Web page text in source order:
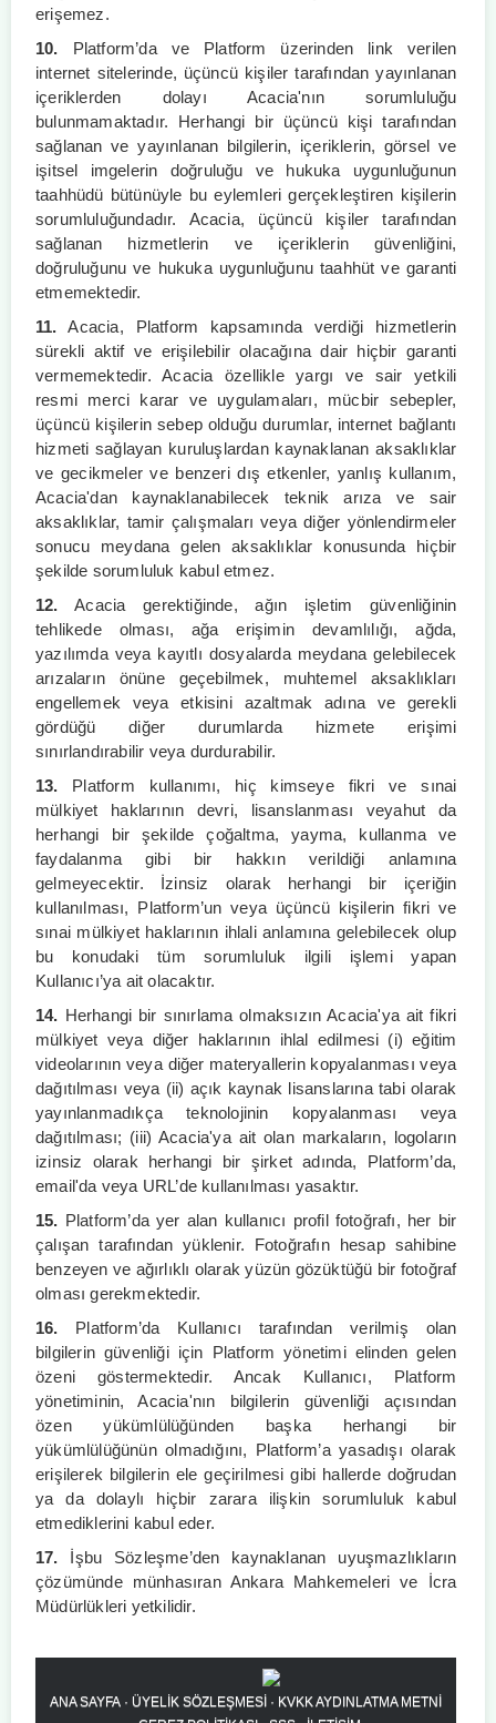
erişemez.
10. Platform’da ve Platform üzerinden link verilen
internet sitelerinde, üçüncü kişiler tarafından yayınlanan
içeriklerden dolayı Acacia'nın sorumluluğu
bulunmamaktadır. Herhangi bir üçüncü kişi tarafından
sağlanan ve yayınlanan bilgilerin, içeriklerin, görsel ve
işitsel imgelerin doğruluğu ve hukuka uygunluğunun
taahhüdü bütünüyle bu eylemleri gerçekleştiren kişilerin
sorumluluğundadır. Acacia, üçüncü kişiler tarafından
sağlanan hizmetlerin ve içeriklerin güvenliğini,
doğruluğunu ve hukuka uygunluğunu taahhüt ve garanti
etmemektedir.
11. Acacia, Platform kapsamında verdiği hizmetlerin
sürekli aktif ve erişilebilir olacağına dair hiçbir garanti
vermemektedir. Acacia özellikle yargı ve sair yetkili
resmi merci karar ve uygulamaları, mücbir sebepler,
üçüncü kişilerin sebep olduğu durumlar, internet bağlantı
hizmeti sağlayan kuruluşlardan kaynaklanan aksaklıklar
ve gecikmeler ve benzeri dış etkenler, yanlış kullanım,
Acacia'dan kaynaklanabilecek teknik arıza ve sair
aksaklıklar, tamir çalışmaları veya diğer yönlendirmeler
sonucu meydana gelen aksaklıklar konusunda hiçbir
şekilde sorumluluk kabul etmez.
12. Acacia gerektiğinde, ağın işletim güvenliğinin
tehlikede olması, ağa erişimin devamlılığı, ağda,
yazılımda veya kayıtlı dosyalarda meydana gelebilecek
arızaların önüne geçebilmek, muhtemel aksaklıkları
engellemek veya etkisini azaltmak adına ve gerekli
gördüğü diğer durumlarda hizmete erişimi
sınırlandırabilir veya durdurabilir.
13. Platform kullanımı, hiç kimseye fikri ve sınai
mülkiyet haklarının devri, lisanslanması veyahut da
herhangi bir şekilde çoğaltma, yayma, kullanma ve
faydalanma gibi bir hakkın verildiği anlamına
gelmeyecektir. İzinsiz olarak herhangi bir içeriğin
kullanılması, Platform’un veya üçüncü kişilerin fikri ve
sınai mülkiyet haklarının ihlali anlamına gelebilecek olup
bu konudaki tüm sorumluluk ilgili işlemi yapan
Kullanıcı’ya ait olacaktır.
14. Herhangi bir sınırlama olmaksızın Acacia'ya ait fikri
mülkiyet veya diğer haklarının ihlal edilmesi (i) eğitim
videolarının veya diğer materyallerin kopyalanması veya
dağıtılması veya (ii) açık kaynak lisanslarına tabi olarak
yayınlanmadıkça teknolojinin kopyalanması veya
dağıtılması; (iii) Acacia'ya ait olan markaların, logoların
izinsiz olarak herhangi bir şirket adında, Platform’da,
email'da veya URL’de kullanılması yasaktır.
15. Platform’da yer alan kullanıcı profil fotoğrafı, her bir
çalışan tarafından yüklenir. Fotoğrafın hesap sahibine
benzeyen ve ağırlıklı olarak yüzün gözüktüğü bir fotoğraf
olması gerekmektedir.
16. Platform’da Kullanıcı tarafından verilmiş olan
bilgilerin güvenliği için Platform yönetimi elinden gelen
özeni göstermektedir. Ancak Kullanıcı, Platform
yönetiminin, Acacia'nın bilgilerin güvenliği açısından
özen yükümlülüğünden başka herhangi bir
yükümlülüğünün olmadığını, Platform’a yasadışı olarak
erişilerek bilgilerin ele geçirilmesi gibi hallerde doğrudan
ya da dolaylı hiçbir zarara ilişkin sorumluluk kabul
etmediklerini kabul eder.
17. İşbu Sözleşme’den kaynaklanan uyuşmazlıkların
çözümünde münhasıran Ankara Mahkemeleri ve İcra
Müdürlükleri yetkilidir.
ANA SAYFA ·ÜYELİK SÖZLEŞMESİ · KVKK AYDINLATMA METNİ